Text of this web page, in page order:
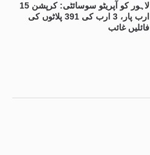
لاہور کو آپریٹو سوسائٹی: کرپشن 15
ارب پار، 3 ارب کی 391 پلاٹوں کی
فائلیں غائب